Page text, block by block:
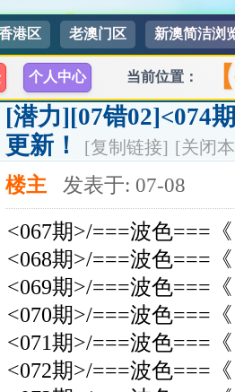
港区 老澳门区 新澳简洁浏
个人中心 当前位置：
[潜力][07错02]<074
更新！
[复制链接] [关闭
楼主 发表于: 07-08
<067期>/===波色===《
<068期>/===波色===《
<069期>/===波色===《
<070期>/===波色===《
<071期>/===波色===《
<072期>/===波色===《